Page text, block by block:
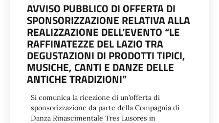
AVVISO PUBBLICO DI OFFERTA DI
SPONSORIZZAZIONE RELATIVA ALLA
REALIZZAZIONE DELL’EVENTO “LE
RAFFINATEZZE DEL LAZIO TRA
DEGUSTAZIONI DI PRODOTTI TIPICI,
MUSICHE, CANTI E DANZE DELLE
ANTICHE TRADIZIONI”
Si comunica la ricezione di un’offerta di
sponsorizzazione da parte della Compagnia di
Danza Rinascimentale Tres Lusores in